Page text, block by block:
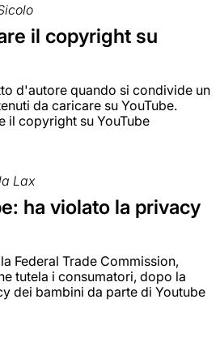
il copyright su
d'autore quando si condivide un
da caricare su YouTube.
il copyright su YouTube
Lax
ha violato la privacy
Federal Trade Commission,
tutela i consumatori, dopo la
dei bambini da parte di Youtube